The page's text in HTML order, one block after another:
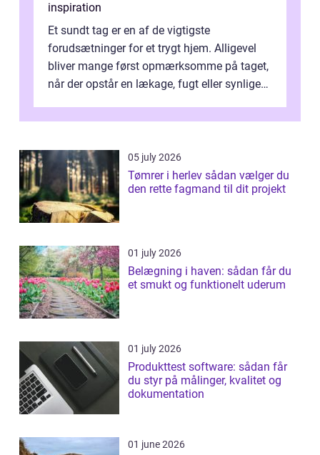
inspiration
Et sundt tag er en af de vigtigste
forudsætninger for et trygt hjem. Alligevel
bliver mange først opmærksomme på taget,
når der opstår en lækage, fugt eller synlige
05 july 2026
Tømrer i herlev sådan vælger du
den rette fagmand til dit projekt
01 july 2026
Belægning i haven: sådan får du
et smukt og funktionelt uderum
01 july 2026
Produkttest software: sådan får
du styr på målinger, kvalitet og
dokumentation
01 june 2026